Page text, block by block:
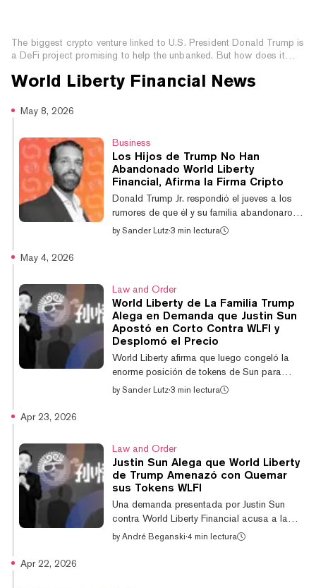
The biggest crypto venture linked to U.S. President Donald Trump is
a DeFi project promising to help the unbanked. But how does it
World Liberty Financial News
May 8, 2026
Business
Los Hijos de Trump No Han
Abandonado World Liberty
Financial, Afirma la Firma Cripto
Donald Trump Jr. respondió el jueves a los
rumores de que él y su familia abandonaron
silenciosamente World Liberty Financial,
que Don y Eric habían abandonado el
proyecto", dijo Zach Witkoff, otro cofundador
de World Liberty, durante una aparición el
jueves por la tarde en Consensus, una
conferencia cripto en Miami. "T...
by Sander Lutz·3 min lectura
May 4, 2026
Law and Order
World Liberty de La Familia Trump
Alega en Demanda que Justin Sun
Apostó en Corto Contra WLFI y
Desplomó el Precio
World Liberty afirma que luego congeló la
enorme posición de tokens de Sun para
"prevenir mayores daños" a la empresa y a
públicas a World Liberty para que
descongelaran sus tokens, argumentando
que no había actuado de forma indebida.
Según la demanda de hoy, Sun comenzó a
amenazar en privado con acciones legales
by Sander Lutz·3 min lectura
Apr 23, 2026
Law and Order
Justin Sun Alega que World Liberty
de Trump Amenazó con Quemar
sus Tokens WLFI
Una demanda presentada por Justin Sun
contra World Liberty Financial acusa a la
empresa respaldada por Trump de intentar
by André Beganski·4 min lectura
Apr 22, 2026